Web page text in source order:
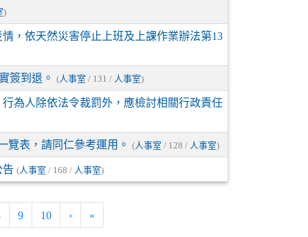
)
，依天然災害停止上班及上課作業辦法第13
簽到退。 (人事室 / 131 / 人事室)
為人除依法令裁罰外，應檢討相關行政責任
覽表，請同仁參考運用。 (人事室 / 128 / 人事室)
告 (人事室 / 168 / 人事室)
9 10 › »